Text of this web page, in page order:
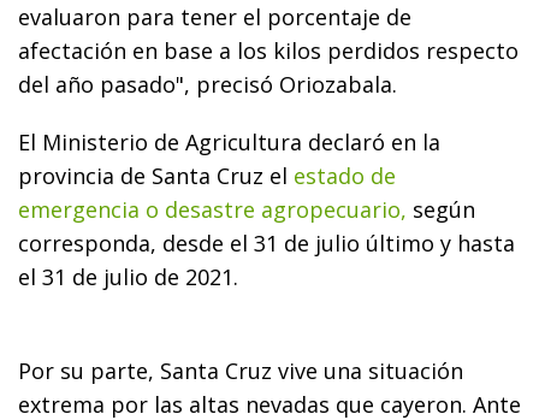
evaluaron para tener el porcentaje de
afectación en base a los kilos perdidos respecto
del año pasado", precisó Oriozabala.
El Ministerio de Agricultura declaró en la
provincia de Santa Cruz el estado de
emergencia o desastre agropecuario, según
corresponda, desde el 31 de julio último y hasta
el 31 de julio de 2021.
Por su parte, Santa Cruz vive una situación
extrema por las altas nevadas que cayeron. Ante